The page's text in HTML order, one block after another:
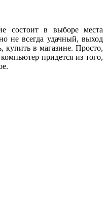
состоит в выборе места
не всегда удачный, выход
купить в магазине. Просто,
придется из того,